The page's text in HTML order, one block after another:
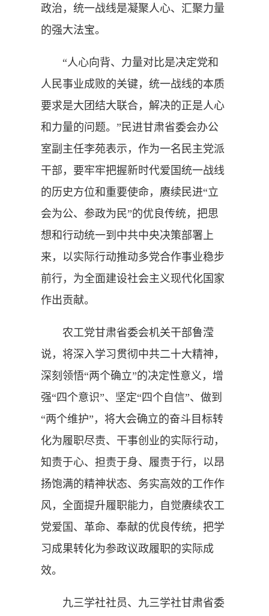
政治，统一战线是凝聚人心、汇聚力量
的强大法宝。
“人心向背、力量对比是决定党和
人民事业成败的关键，统一战线的本质
要求是大团结大联合，解决的正是人心
和力量的问题。”民进甘肃省委会办公
室副主任李苑表示，作为一名民主党派
干部，要牢牢把握新时代爱国统一战线
的历史方位和重要使命，赓续民进“立
会为公、参政为民”的优良传统，把思
想和行动统一到中共中央决策部署上
来，以实际行动推动多党合作事业稳步
前行，为全面建设社会主义现代化国家
作出贡献。
农工党甘肃省委会机关干部鲁滢
说，将深入学习贯彻中共二十大精神，
深刻领悟“两个确立”的决定性意义，增
强“四个意识”、坚定“四个自信”、做到
“两个维护”，将大会确立的奋斗目标转
化为履职尽责、干事创业的实际行动，
知责于心、担责于身、履责于行，以昂
扬饱满的精神状态、务实高效的工作作
风，全面提升履职能力，自觉赓续农工
党爱国、革命、奉献的优良传统，把学
习成果转化为参政议政履职的实际成
效。
九三学社社员、九三学社甘肃省委